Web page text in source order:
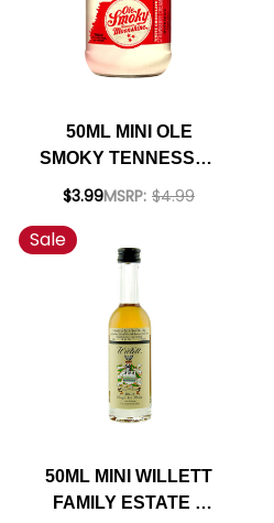
50ML MINI OLE
SMOKY TENNESSEE
WHITE CHOCOLATE
CREME MOONSHINE
$3.99MSRP: $4.99
Sale
50ML MINI WILLETT
FAMILY ESTATE 3